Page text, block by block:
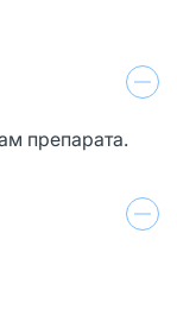
препарата.